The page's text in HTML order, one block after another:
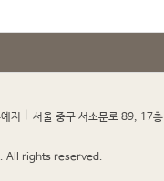
지 서울 중구 서소문로 89, 17층
. All rights reserved.